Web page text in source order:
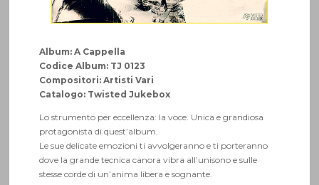
Album: A Cappella
Codice Album: TJ 0123
Compositori: Artisti Vari
Catalogo: Twisted Jukebox
Lo strumento per eccellenza: la voce. Unica e grandiosa
protagonista di quest’album.
Le sue delicate emozioni ti avvolgeranno e ti porteranno
dove la grande tecnica canora vibra all’unisono e sulle
stesse corde di un’anima libera e sognante.